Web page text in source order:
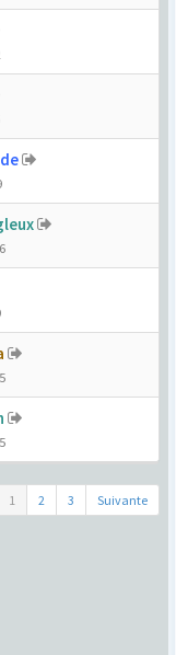
1 2 3 Suivante